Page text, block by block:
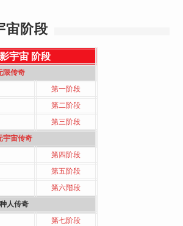
宙阶段
宇宙 阶段
限传奇
第一阶段
第二阶段
第三阶段
宇宙传奇
第四阶段
第五阶段
第六階段
人传奇
第七阶段